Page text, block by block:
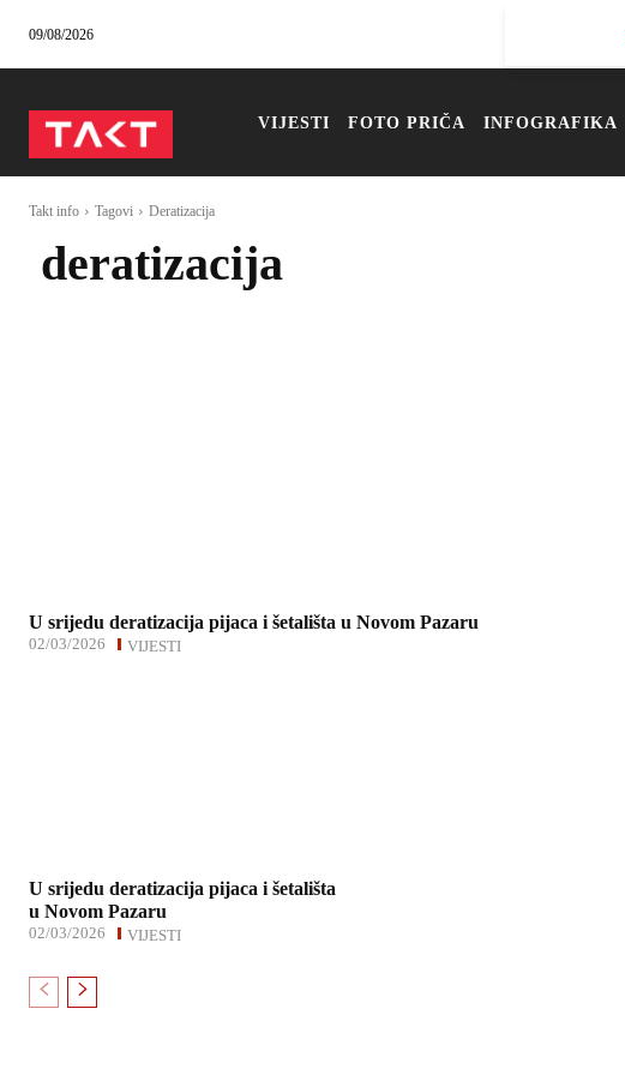
09/08/2026
VIJESTI FOTO PRIČA INFOGRAFIKA
Takt info Tagovi Deratizacija
deratizacija
U srijedu deratizacija pijaca i šetališta u Novom Pazaru
VIJESTI
02/03/2026
U srijedu deratizacija pijaca i šetališta
u Novom Pazaru
VIJESTI
02/03/2026